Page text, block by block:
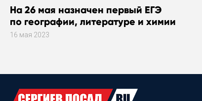
На 26 мая назначен первый ЕГЭ
по географии, литературе и химии
16 мая 2023